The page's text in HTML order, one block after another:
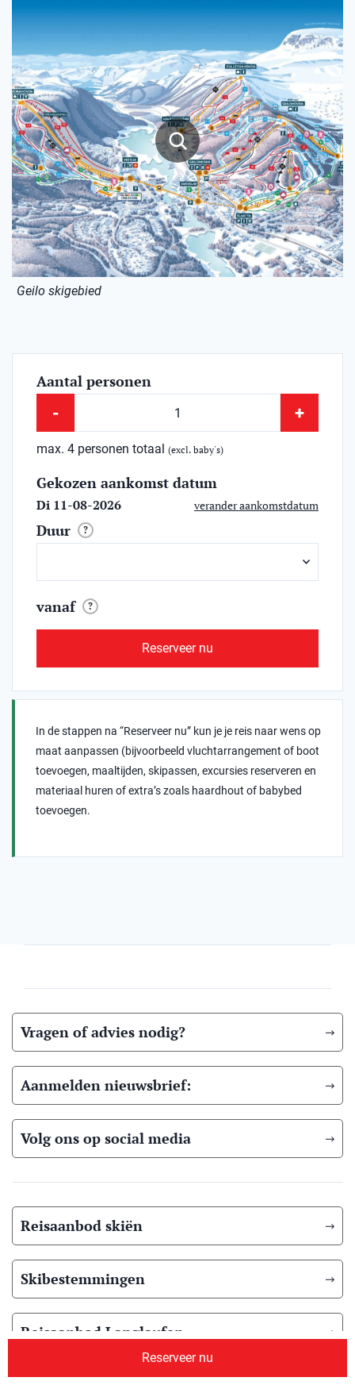
Geilo skigebied
Aantal personen
- +
max. 4 personen totaal (excl. baby's)
Gekozen aankomst datum
Di 11-08-2026 verander aankomstdatum
Duur ?
vanaf ?
Reserveer nu
In de stappen na “Reserveer nu” kun je je reis naar wens op
maat aanpassen (bijvoorbeeld vluchtarrangement of boot
toevoegen, maaltijden, skipassen, excursies reserveren en
materiaal huren of extra’s zoals haardhout of babybed
toevoegen.
Reserveer nu
Vragen of advies nodig?
Aanmelden nieuwsbrief:
Volg ons op social media
Reisaanbod skiën
Skibestemmingen
Reisaanbod Langlaufen